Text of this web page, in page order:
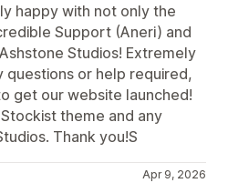
happy with not only the
Support (Aneri) and
Studios! Extremely
questions or help required,
get our website launched!
theme and any
Thank you!S
Apr 9, 2026